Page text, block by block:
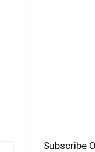
Subscribe